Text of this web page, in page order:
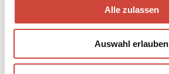
Alle zulassen
Auswahl erlauben
erschienen am 25. Februar 2026
€ (D) 25.00 / sFr 34.00* / € (A) 25.70
* unverb. Preisempfehlung